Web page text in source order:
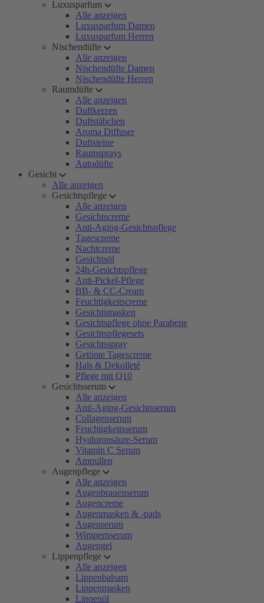
Luxusparfum
Alle anzeigen
Luxusparfum Damen
Luxusparfum Herren
Nischendüfte
Alle anzeigen
Nischendüfte Damen
Nischendüfte Herren
Raumdüfte
Alle anzeigen
Duftkerzen
Duftstäbchen
Aroma Diffuser
Duftsteine
Raumsprays
Autodüfte
Gesicht
Alle anzeigen
Gesichtspflege
Alle anzeigen
Gesichtscreme
Anti-Aging-Gesichtspflege
Tagescreme
Nachtcreme
Gesichtsöl
24h-Gesichtspflege
Anti-Pickel-Pflege
BB- & CC-Cream
Feuchtigkeitscreme
Gesichtsmasken
Gesichtspflege ohne Parabene
Gesichtspflegesets
Gesichtsspray
Getönte Tagescreme
Hals & Dekolleté
Pflege mit Q10
Gesichtsserum
Alle anzeigen
Anti-Aging-Gesichtsserum
Collagenserum
Feuchtigkeitsserum
Hyaluronsäure-Serum
Vitamin C Serum
Ampullen
Augenpflege
Alle anzeigen
Augenbrauenserum
Augencreme
Augenmasken & -pads
Augenserum
Wimpernserum
Augengel
Lippenpflege
Alle anzeigen
Lippenbalsam
Lippenmasken
Lippenöl